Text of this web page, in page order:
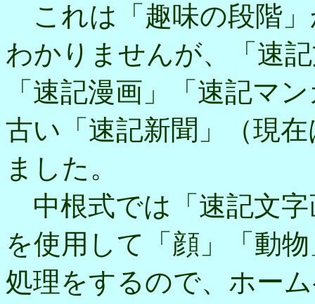
これは「趣味の段階
わかりませんが、「速
「速記漫画」「速記マ
古い「速記新聞」（現
ました。
中根式では「速記文字
を使用して「顔」「動
処理をするので、ホー